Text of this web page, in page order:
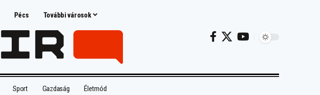
Pécs További városok
Sport Gazdaság Életmód